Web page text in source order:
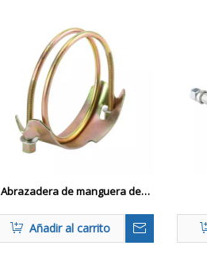
Abrazadera de manguera de
Añadir al carrito